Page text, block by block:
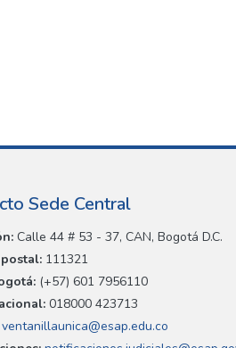
Sede Central
Calle 44 # 53 - 37, CAN, Bogotá D.C.
111321
(+57) 601 7956110
018000 423713
ventanillaunica@esap.edu.co